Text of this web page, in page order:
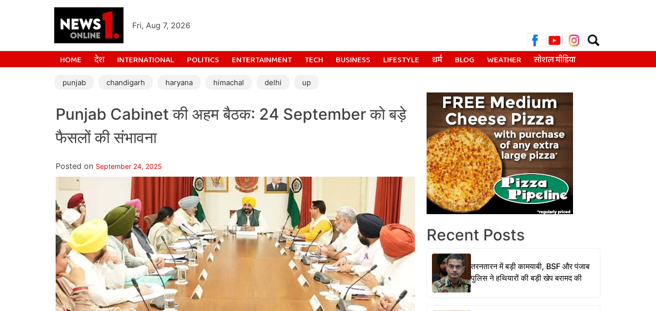
Fri, Aug 7, 2026
Search
for:
HOME देश INTERNATIONAL POLITICS ENTERTAINMENT TECH BUSINESS LIFESTYLE धर्म BLOG WEATHER सोशल मीडिया
punjab chandigarh haryana himachal delhi up
Punjab Cabinet की अहम बैठक: 24 September को बड़े
फैसलों की संभावना
Posted on September 24, 2025
Recent Posts
तरनतारन में बड़ी कामयाबी, BSF और पंजाब
पुलिस ने हथियारों की बड़ी खेप बरामद की